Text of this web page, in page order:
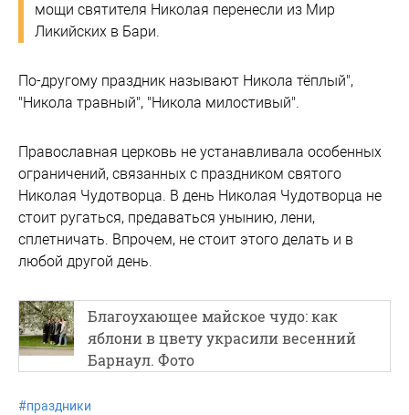
мощи святителя Николая перенесли из Мир
Ликийских в Бари.
По-другому праздник называют Никола тёплый",
"Никола травный", "Никола милостивый".
Православная церковь не устанавливала особенных
ограничений, связанных с праздником святого
Николая Чудотворца. В день Николая Чудотворца не
стоит ругаться, предаваться унынию, лени,
сплетничать. Впрочем, не стоит этого делать и в
любой другой день.
Благоухающее майское чудо: как
яблони в цвету украсили весенний
Барнаул. Фото
#праздники